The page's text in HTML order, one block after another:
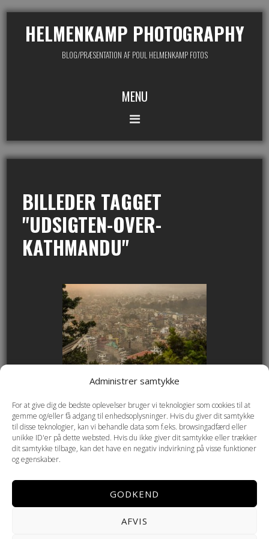
Administrer samtykke
For at give dig de bedste oplevelser bruger vi teknologier som cookies til at
gemme og/eller få adgang til enhedsoplysninger. Hvis du giver dit samtykke
til disse teknologier, kan vi behandle data som f.eks. browsingadfærd eller
unikke ID'er på dette websted. Hvis du ikke giver dit samtykke eller trækker
dit samtykke tilbage, kan det have en negativ indvirkning på visse funktioner
og egenskaber.
GODKEND
AFVIS
HELMENKAMP PHOTOGRAPHY
BLOG/PRÆSENTATION AF POUL HELMENKAMP FOTOS
MENU
BILLEDER TAGGET
"UDSIGTEN-OVER-
KATHMANDU"